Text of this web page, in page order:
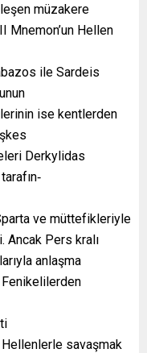
müzakere
Mnemon’un Hellen
ile Sardeis
ise kentlerden
Derkylidas
ve müttefikleriyle
Ancak Pers kralı
anlaşma
Hellenlerle savaşmak